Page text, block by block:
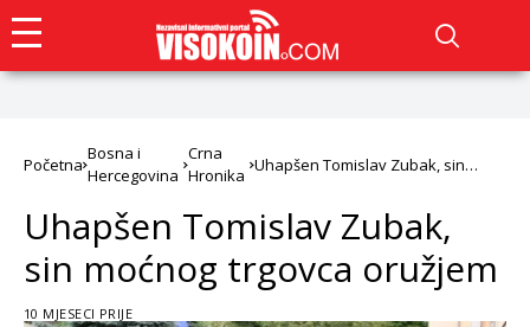
Početna
Bosna i
Hercegovina
Crna
Hronika
Uhapšen Tomislav Zubak, sin
Uhapšen Tomislav Zubak,
sin moćnog trgovca oružjem
10 MJESECI PRIJE